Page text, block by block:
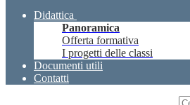
Didattica
Panoramica
Offerta formativa
I progetti delle classi
Documenti utili
Contatti